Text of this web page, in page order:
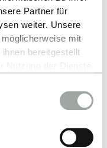
Partner für
weiter. Unsere
mit
bereitgestellt
Reutlingen feiern
Alumni
an der ESB
Hutwurf.